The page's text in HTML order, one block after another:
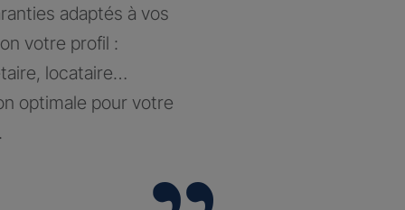
adaptés à vos
votre profil :
locataire…
optimale pour votre